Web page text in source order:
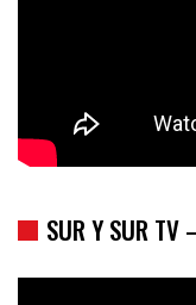
SUR Y SUR TV